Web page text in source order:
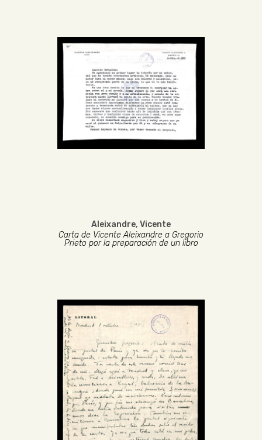
Aleixandre, Vicente
Carta de Vicente Aleixandre a Gregorio
Prieto por la preparación de un libro